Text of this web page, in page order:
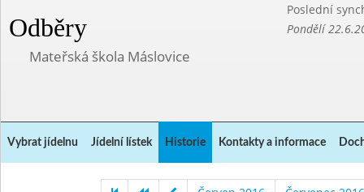
Odběry
Poslední
Pondělí
Mateřská škola Máslovice
Vybrat jídelnu Jídelní lístek Historie Kontakty a informace